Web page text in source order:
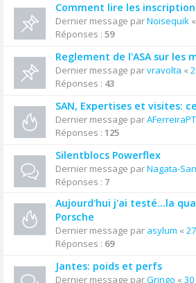
Comment lire les
Dernier message parNoisequik «
Réponses : 59
Reglement de l'ASA sur les
Dernier message parvravolta «
Réponses : 43
SAN, Expertises et visites:
Dernier message parAFerreiraPT
Réponses : 125
Silentblocs Powerflex
Dernier message parNagata-San
Réponses : 7
Aujourd'hui j'ai testé…la
Porsche
Dernier message par asylum «
Réponses : 69
Jantes: poids et perfs
Dernier message parGringo « 30